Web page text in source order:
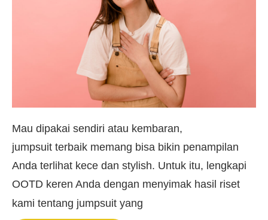
Mau dipakai sendiri atau kembaran,
jumpsuit terbaik memang bisa bikin penampilan
Anda terlihat kece dan stylish. Untuk itu, lengkapi
OOTD keren Anda dengan menyimak hasil riset
kami tentang jumpsuit yang